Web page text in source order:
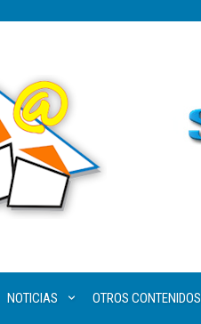
NOTICIAS OTROS CONTENIDOS